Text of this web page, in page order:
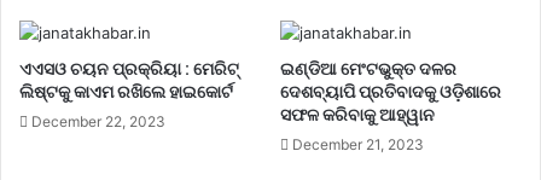
ଏଏସଓ ଚୟନ ପ୍ରକ୍ରିୟା : ମେରିଟ୍
ଲିଷ୍ଟକୁ କାଏମ ରଖିଲେ ହାଇକୋର୍ଟ
December 22, 2023
ଇଣ୍ଡିଆ ମେଂଟଭୁକ୍ତ ଦଳର
ଦେଶବ୍ୟାପି ପ୍ରତିବାଦକୁ ଓଡ଼ିଶାରେ
ସଫଳ କରିବାକୁ ଆହ୍ୱାନ
December 21, 2023